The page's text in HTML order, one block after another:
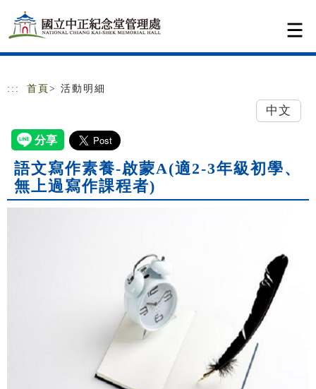
跳到主要內容
網站導覽
::: 首頁 > 活動明細
中文
語文寫作素養-啟蒙A(適2-3年級初學、
無上過寫作課程者)